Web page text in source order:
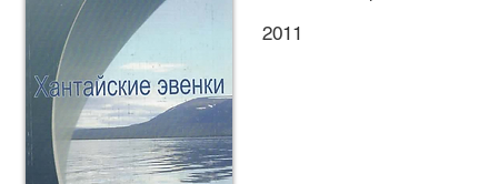
2011